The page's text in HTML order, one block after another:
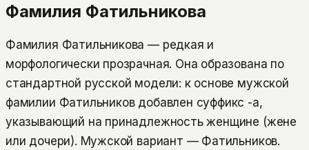
Фамилия Фатильникова
Фамилия Фатильникова — редкая и
морфологически прозрачная. Она образована по
стандартной русской модели: к основе мужской
фамилии Фатильников добавлен суффикс -а,
указывающий на принадлежность женщине (жене
или дочери). Мужской вариант — Фатильников.